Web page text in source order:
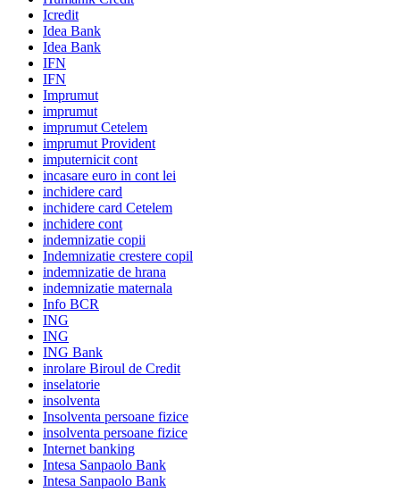
Icredit
Idea Bank
Idea Bank
IFN
IFN
Imprumut
imprumut
imprumut Cetelem
imprumut Provident
imputernicit cont
incasare euro in cont lei
inchidere card
inchidere card Cetelem
inchidere cont
indemnizatie copii
Indemnizatie crestere copil
indemnizatie de hrana
indemnizatie maternala
Info BCR
ING
ING
ING Bank
inrolare Biroul de Credit
inselatorie
insolventa
Insolventa persoane fizice
insolventa persoane fizice
Internet banking
Intesa Sanpaolo Bank
Intesa Sanpaolo Bank